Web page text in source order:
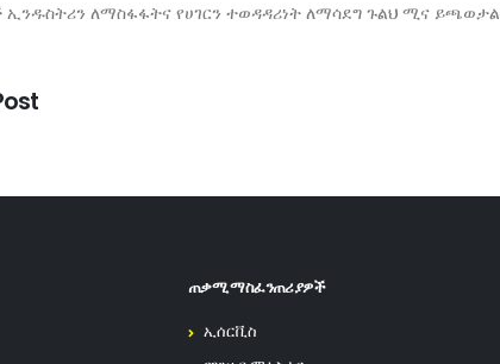
ለማስፋፋትና የሀገርን ተወዳዳሪነት ለማሳደግ ጉልህ ሚና
ጠቃሚ ማስፈንጠሪያዎች
ኢሰርቪስ